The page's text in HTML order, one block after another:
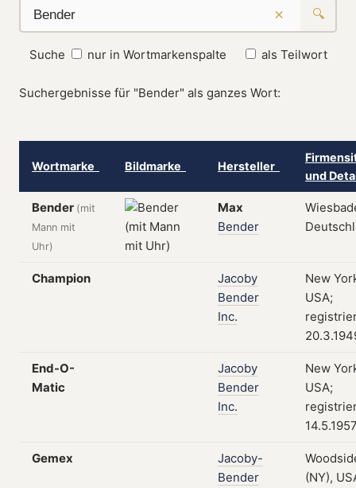
× 🔍
Suche nur in Wortmarkenspalte als Teilwort
Suchergebnisse für "Bender" als ganzes Wort:
Wortmarke Bildmarke Hersteller
und
Bender (mit
Mann mit
Uhr)
Max
Bender
Champion
Jacoby
Bender
Inc.
New
USA;
End-O-
Matic
Jacoby
Bender
Inc.
New
USA;
Gemex
Jacoby-
Bender
(NY),